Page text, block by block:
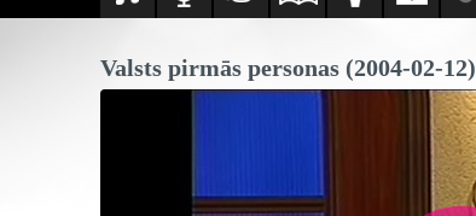
Valsts pirmās personas (2004-02-12)